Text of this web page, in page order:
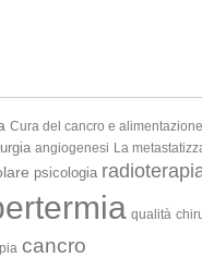
Cura del cancro e alimentazione
angiogenesi La
psicologia
qualità
cancro